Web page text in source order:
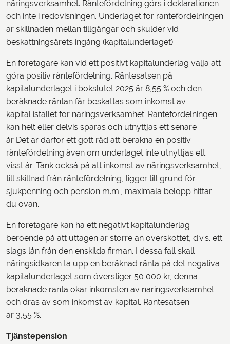
näringsverksamhet. Räntefördelning görs i deklarationen
och inte i redovisningen. Underlaget för räntefördelningen
är skillnaden mellan tillgångar och skulder vid
beskattningsårets ingång (kapitalunderlaget)
En företagare kan vid ett positivt kapitalunderlag välja att
göra positiv räntefördelning. Räntesatsen på
kapitalunderlaget i bokslutet 2025 är 8,55 % och den
beräknade räntan får beskattas som inkomst av
kapital istället för näringsverksamhet. Räntefördelningen
kan helt eller delvis sparas och utnyttjas ett senare
år. Det är därför ett gott råd att beräkna en positiv
räntefördelning även om underlaget inte utnyttjas ett
visst år. Tänk också på att inkomst av näringsverksamhet,
till skillnad från räntefördelning, ligger till grund för
sjukpenning och pension m.m., maximala belopp hittar
du ovan.
En företagare kan ha ett negativt kapitalunderlag
beroende på att uttagen är större än överskottet, d.v.s. ett
slags lån från den enskilda firman. I dessa fall skall
näringsidkaren ta upp en beräknad ränta på det negativa
kapitalunderlaget som överstiger 50 000 kr, denna
beräknade ränta ökar inkomsten av näringsverksamhet
och dras av som inkomst av kapital. Räntesatsen
är 3,55 %.
Tjänstepension